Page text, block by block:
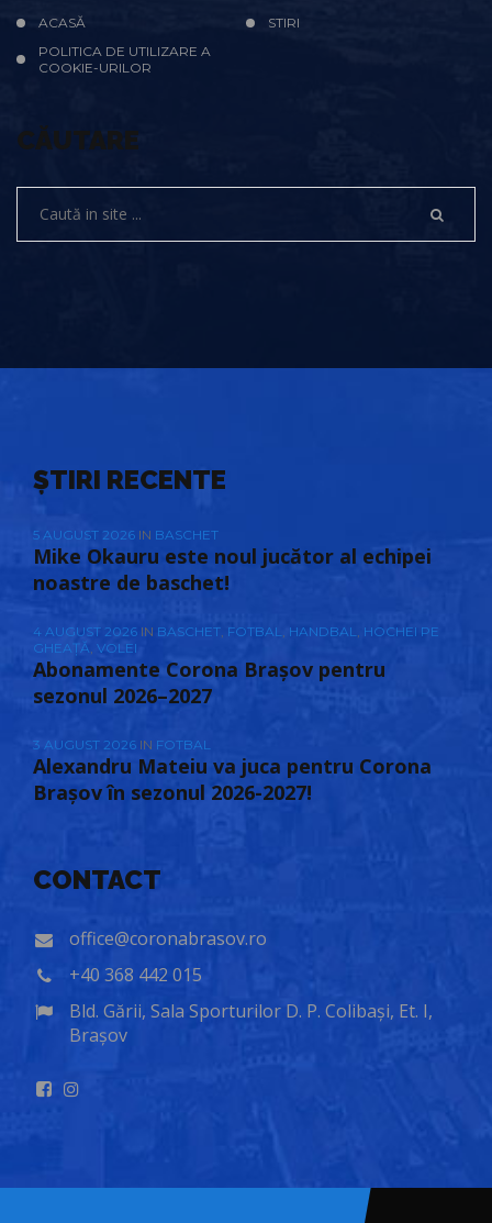
ACASĂ
STIRI
POLITICA DE UTILIZARE A
COOKIE-URILOR
CĂUTARE
ȘTIRI RECENTE
5 AUGUST 2026 IN BASCHET
Mike Okauru este noul jucător al echipei
noastre de baschet!
4 AUGUST 2026 IN BASCHET, FOTBAL, HANDBAL, HOCHEI PE
GHEAȚĂ, VOLEI
Abonamente Corona Brașov pentru
sezonul 2026–2027
3 AUGUST 2026 IN FOTBAL
Alexandru Mateiu va juca pentru Corona
Brașov în sezonul 2026-2027!
CONTACT
office@coronabrasov.ro
+40 368 442 015
Bld. Gării, Sala Sporturilor D. P. Colibași, Et. I,
Brașov